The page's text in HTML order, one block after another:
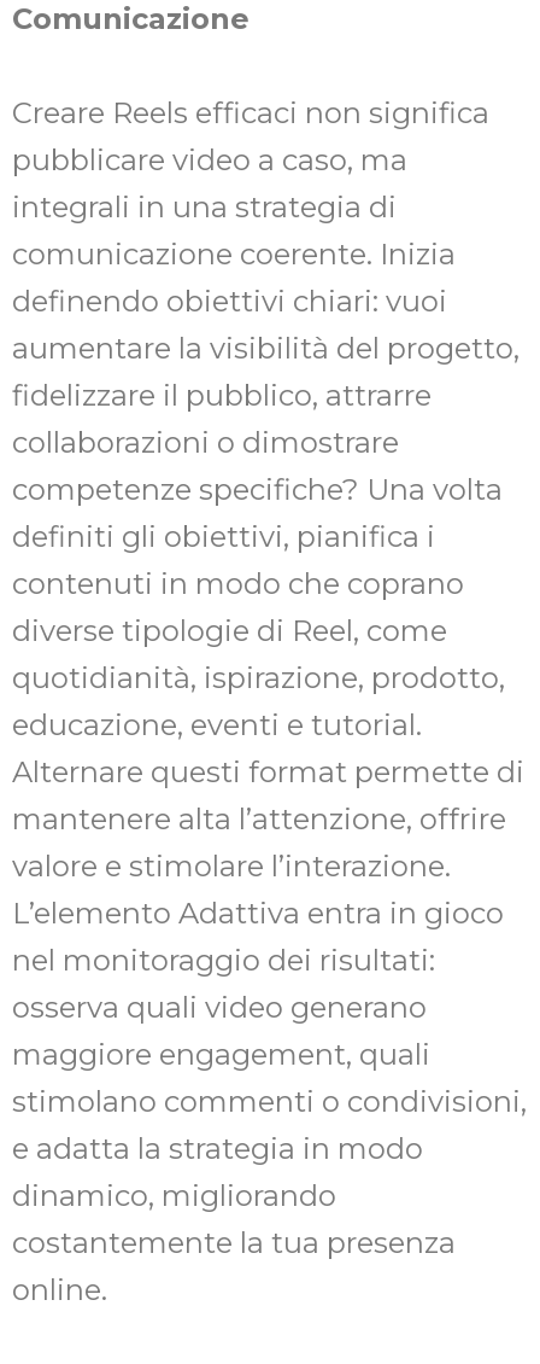
Comunicazione
Creare Reels efficaci non significa
pubblicare video a caso, ma
integrali in una strategia di
comunicazione coerente. Inizia
definendo obiettivi chiari: vuoi
aumentare la visibilità del progetto,
fidelizzare il pubblico, attrarre
collaborazioni o dimostrare
competenze specifiche? Una volta
definiti gli obiettivi, pianifica i
contenuti in modo che coprano
diverse tipologie di Reel, come
quotidianità, ispirazione, prodotto,
educazione, eventi e tutorial.
Alternare questi format permette di
mantenere alta l’attenzione, offrire
valore e stimolare l’interazione.
L’elemento Adattiva entra in gioco
nel monitoraggio dei risultati:
osserva quali video generano
maggiore engagement, quali
stimolano commenti o condivisioni,
e adatta la strategia in modo
dinamico, migliorando
costantemente la tua presenza
online.